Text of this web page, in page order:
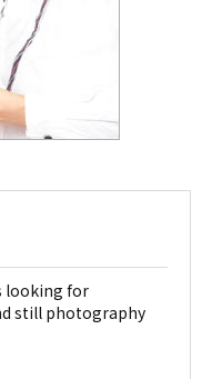
looking for
still photography